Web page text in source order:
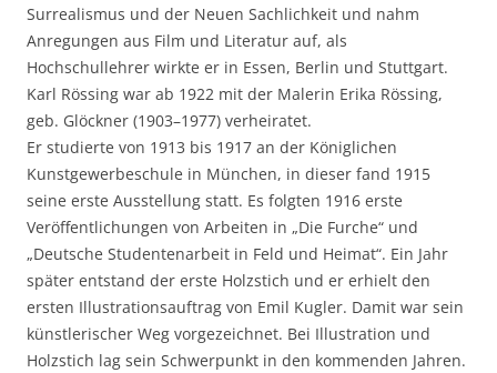
Surrealismus und der Neuen Sachlichkeit und nahm
Anregungen aus Film und Literatur auf, als
Hochschullehrer wirkte er in Essen, Berlin und Stuttgart.
Karl Rössing war ab 1922 mit der Malerin Erika Rössing,
geb. Glöckner (1903–1977) verheiratet.
Er studierte von 1913 bis 1917 an der Königlichen
Kunstgewerbeschule in München, in dieser fand 1915
seine erste Ausstellung statt. Es folgten 1916 erste
Veröffentlichungen von Arbeiten in „Die Furche“ und
„Deutsche Studentenarbeit in Feld und Heimat“. Ein Jahr
später entstand der erste Holzstich und er erhielt den
ersten Illustrationsauftrag von Emil Kugler. Damit war sein
künstlerischer Weg vorgezeichnet. Bei Illustration und
Holzstich lag sein Schwerpunkt in den kommenden Jahren.